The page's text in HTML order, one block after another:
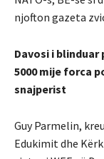
njofton gazeta
Davosi i blinduar
5000 mije forca
snajperist
Guy Parmelin,
Edukimit dhe